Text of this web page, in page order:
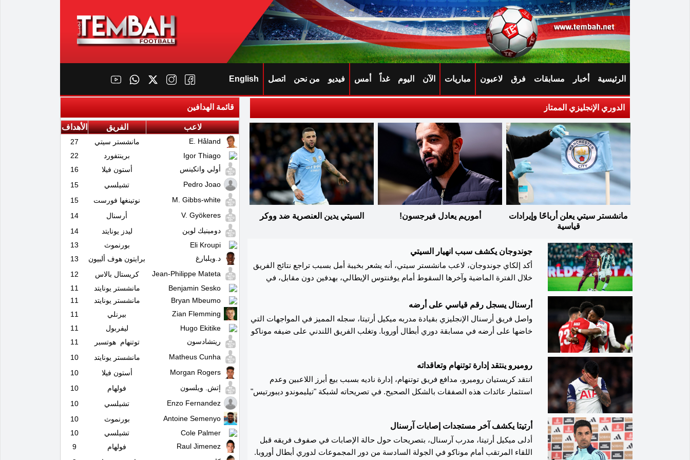
الرئيسية أخبار مسابقات فرق لاعبون مباريات الآن اليوم غداً أمس فيديو من نحن اتصل English
الدوري الإنجليزي الممتاز
مانشستر سيتي يعلن أرباحًا وإيرادات
قياسية
أموريم يعادل فيرجسون! السيتي يدين العنصرية ضد ووكر
جوندوجان يكشف سبب انهيار السيتي
أكد إلكاي جوندوجان، لاعب مانشستر سيتي، أنه يشعر بخيبة أمل بسبب تراجع نتائج الفريق
خلال الفترة الماضية وآخرها السقوط أمام يوفنتوس الإيطالي، بهدفين دون مقابل، في
أرسنال يسجل رقم قياسي على أرضه
واصل فريق أرسنال الإنجليزي بقيادة مدربه ميكيل أرتيتا، سجله المميز في المواجهات التي
خاضها على أرضه في مسابقة دوري أبطال أوروبا. وتغلب الفريق اللندني على ضيفه موناكو
2025. وتكشف الإحصائيات أنه منذ بداية الموسم الماضي، فاز أرسنال بسبع من مبارياته
الثماني على أرضه في دوري أبطال أوروبا (تعادل واحد)، وحافظ على نظافة شباكه في كل
فوز تلك الشباك النظيفة السبعة هي الأكثر لفريق على أرضه في الموسمين الماضيين. ولم
أمام دينامو زغرب وجيرونا، رفع رصيده بهذا الفوز إلى 13 نقطة بينما تجمد رصيد موناكو عند
عشر نقاط في المركز السادس عشر بجدول الترتيب.
روميرو ينتقد إدارة توتنهام وتعاقداته
انتقد كريستيان روميرو، مدافع فريق توتنهام، إدارة ناديه بسبب بيع أبرز اللاعبين وعدم
استثمار عائدات هذه الصفقات بالشكل الصحيح. في تصريحاته لشبكة "تيليموندو ديبورتيس"
النادي فقد عدداً من اللاعبين والمدربين البارزين في السنوات الأخيرة، متمنياً أن تدرك
الإدارة هذه الأخطاء وتتحسن في المستقبل. روميرو أشار إلى أن توتنهام يمتلك القدرة على
المنافسة على الألقاب كل عام إذا تحسن الأداء الإداري. الجدير بالذكر أن المدافع الأرجنتيني
أرتيتا يكشف آخر مستجدات إصابات آرسنال
أدلى ميكيل أرتيتا، مدرب آرسنال، بتصريحات حول حالة الإصابات في صفوف فريقه قبل
اللقاء المرتقب أمام موناكو في الجولة السادسة من دور المجموعات لدوري أبطال أوروبا.
قائمة الهدافين
لاعب الفريق الأهداف
مانشستر سيتي
27
برينتفورد
22
أولي واتكينس
أستون فيلا
16
تشيلسي
15
نوتينغها فورست
15
أرسنال
14
دومينيك لوين
ليدز يونايتد
14
بورنموث
13
د.ويلبارغ
برايتون هوف ألبيون
13
كريستال بالاس
12
مانشستر يونايتد
11
مانشستر يونايتد
11
بيرنلي
11
ليفربول
11
ريتشادسون
توتنهام هوتسبر
11
مانشستر يونايتد
10
أستون فيلا
10
إتش. ويلسون
فولهام
10
تشيلسي
10
بورنموث
10
تشيلسي
10
فولهام
9